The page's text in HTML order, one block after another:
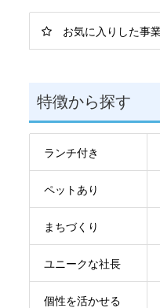
お気に入りした事
特徴から探す
ランチ付き
ペットあり
まちづくり
ユニークな社長
個性を活かせる